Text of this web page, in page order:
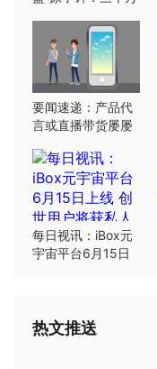
要闻速递：产品代
言或直播带货屡屡
弦明星要绷紧
每日视讯：iBox元
宇宙平台6月15日
热文推送